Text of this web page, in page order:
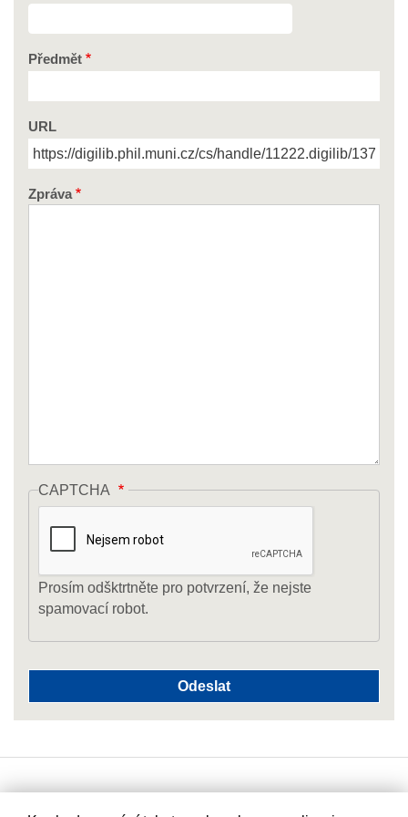
Předmět
URL
Zpráva
CAPTCHA
Prosím odšktrtněte pro potvrzení, že nejste
spamovací robot.